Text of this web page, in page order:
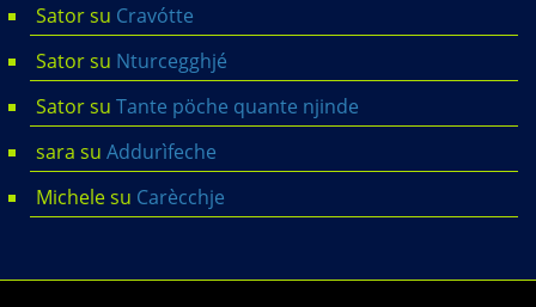
Satorsu Cravótte
Satorsu Nturcegghjé
Satorsu Tante pöche quante njinde
sara su Addurìfeche
Michelesu Carècchje